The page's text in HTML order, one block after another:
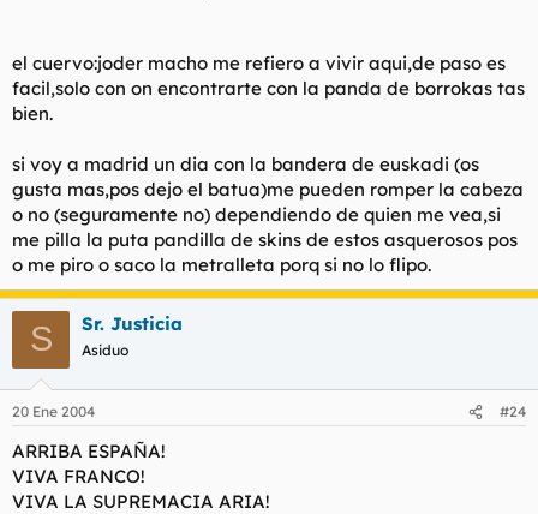
el cuervo:joder macho me refiero a vivir aqui,de paso es
facil,solo con on encontrarte con la panda de borrokas tas
bien.
si voy a madrid un dia con la bandera de euskadi (os
gusta mas,pos dejo el batua)me pueden romper la cabeza
o no (seguramente no) dependiendo de quien me vea,si
me pilla la puta pandilla de skins de estos asquerosos pos
o me piro o saco la metralleta porq si no lo flipo.
S Sr. Justicia
Asiduo
20 Ene 2004 #24
ARRIBA ESPAÑA!
VIVA FRANCO!
VIVA LA SUPREMACIA ARIA!